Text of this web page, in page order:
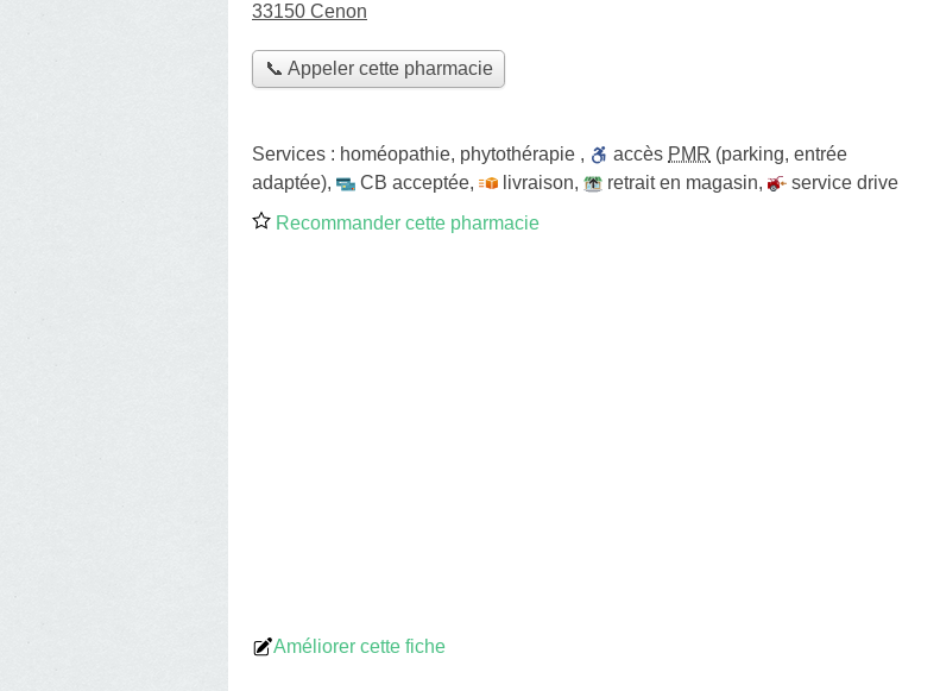
33150 Cenon
📞 Appeler cette pharmacie
Services : homéopathie, phytothérapie , accès PMR (parking, entrée
adaptée), CB acceptée, livraison, retrait en magasin,
service drive
Recommander cette pharmacie
Améliorer cette fiche